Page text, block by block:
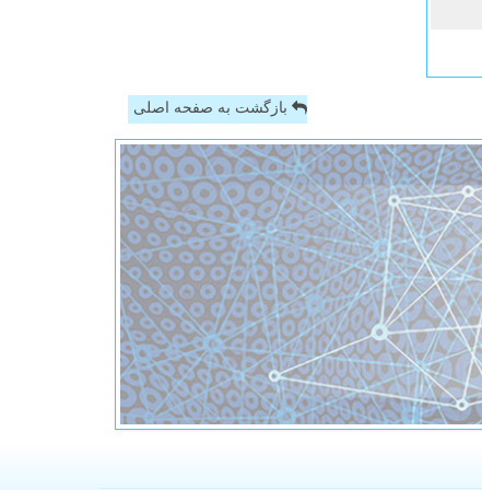
بازگشت به صفحه اصلی